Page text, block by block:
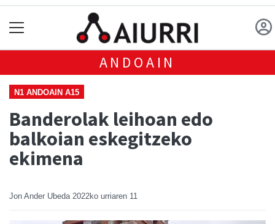
ANDOAIN
N1 ANDOAIN A15
Banderolak leihoan edo
balkoian eskegitzeko
ekimena
Jon Ander Ubeda 2022ko urriaren 11